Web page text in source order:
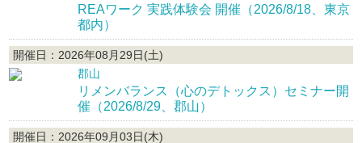
REAワーク 実践体験会 開催（2026/8/18、東京
都内）
開催日：2026年08月29日(土)
郡山
リメンバランス（心のデトックス）セミナー開
催（2026/8/29、郡山）
開催日：2026年09月03日(木)